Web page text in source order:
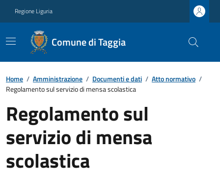
Regione Liguria
Comune di Taggia
Home / Amministrazione / Documenti e dati / Atto normativo /
Regolamento sul servizio di mensa scolastica
Regolamento sul
servizio di mensa
scolastica